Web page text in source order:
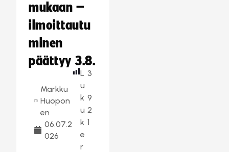
mukaan –
ilmoittautu
minen
päättyy 3.8.
Markku
Huopon
en
06.07.2
026
L
u
k
u
k
e
r
3
9
2
1